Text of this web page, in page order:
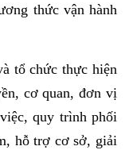
thức vận hành
tổ chức thực hiện
cơ quan, đơn vị
quy trình phối
hỗ trợ cơ sở, giải